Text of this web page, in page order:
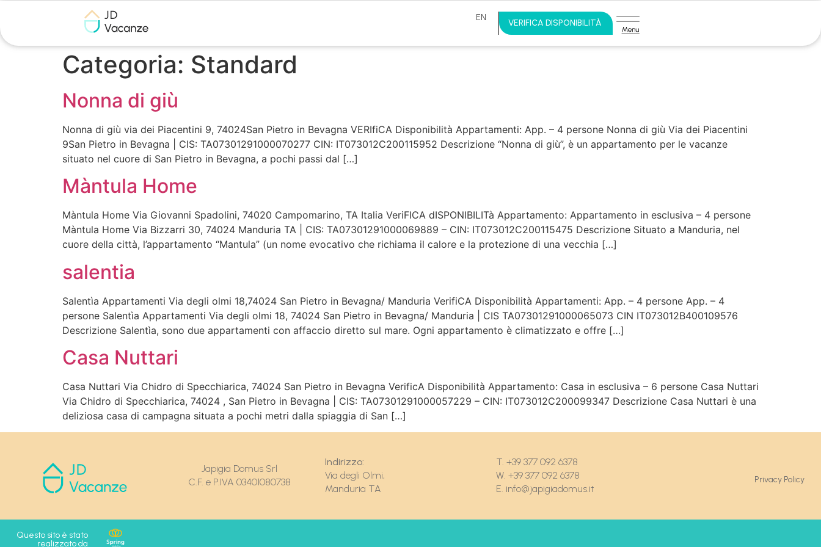
EN
VERIFICA DISPONIBILITÀ
Categoria: Standard
Nonna di giù
Nonna di giù via dei Piacentini 9, 74024San Pietro in Bevagna VERIfiCA Disponibilità Appartamenti: App. – 4 persone Nonna di giù Via dei Piacentini
9San Pietro in Bevagna | CIS: TA07301291000070277 CIN: IT073012C200115952 Descrizione “Nonna di giù”, è un appartamento per le vacanze
situato nel cuore di San Pietro in Bevagna, a pochi passi dal […]
Màntula Home
Màntula Home Via Giovanni Spadolini, 74020 Campomarino, TA Italia VeriFICA dISPONIBILITà Appartamento: Appartamento in esclusiva – 4 persone
Màntula Home Via Bizzarri 30, 74024 Manduria TA | CIS: TA07301291000069889 – CIN: IT073012C200115475 Descrizione Situato a Manduria, nel
cuore della città, l’appartamento “Mantula” (un nome evocativo che richiama il calore e la protezione di una vecchia […]
salentia
Salentìa Appartamenti Via degli olmi 18,74024 San Pietro in Bevagna/ Manduria VerifiCA Disponibilità Appartamenti: App. – 4 persone App. – 4
persone Salentìa Appartamenti Via degli olmi 18, 74024 San Pietro in Bevagna/ Manduria | CIS TA07301291000065073 CIN IT073012B400109576
Descrizione Salentìa, sono due appartamenti con affaccio diretto sul mare. Ogni appartamento è climatizzato e offre […]
Casa Nuttari
Casa Nuttari Via Chidro di Specchiarica, 74024 San Pietro in Bevagna VerificA Disponibilità Appartamento: Casa in esclusiva – 6 persone Casa Nuttari
Via Chidro di Specchiarica, 74024 , San Pietro in Bevagna | CIS: TA07301291000057229 – CIN: IT073012C200099347 Descrizione Casa Nuttari è una
deliziosa casa di campagna situata a pochi metri dalla spiaggia di San […]
Japigia Domus Srl
C.F. e P.IVA 03401080738
Indirizzo:
Via degli Olmi,
Manduria TA
T. +39 377 092 6378
W. +39 377 092 6378
E. info@japigiadomus.it
Privacy Policy
Questo sito è stato
realizzato da